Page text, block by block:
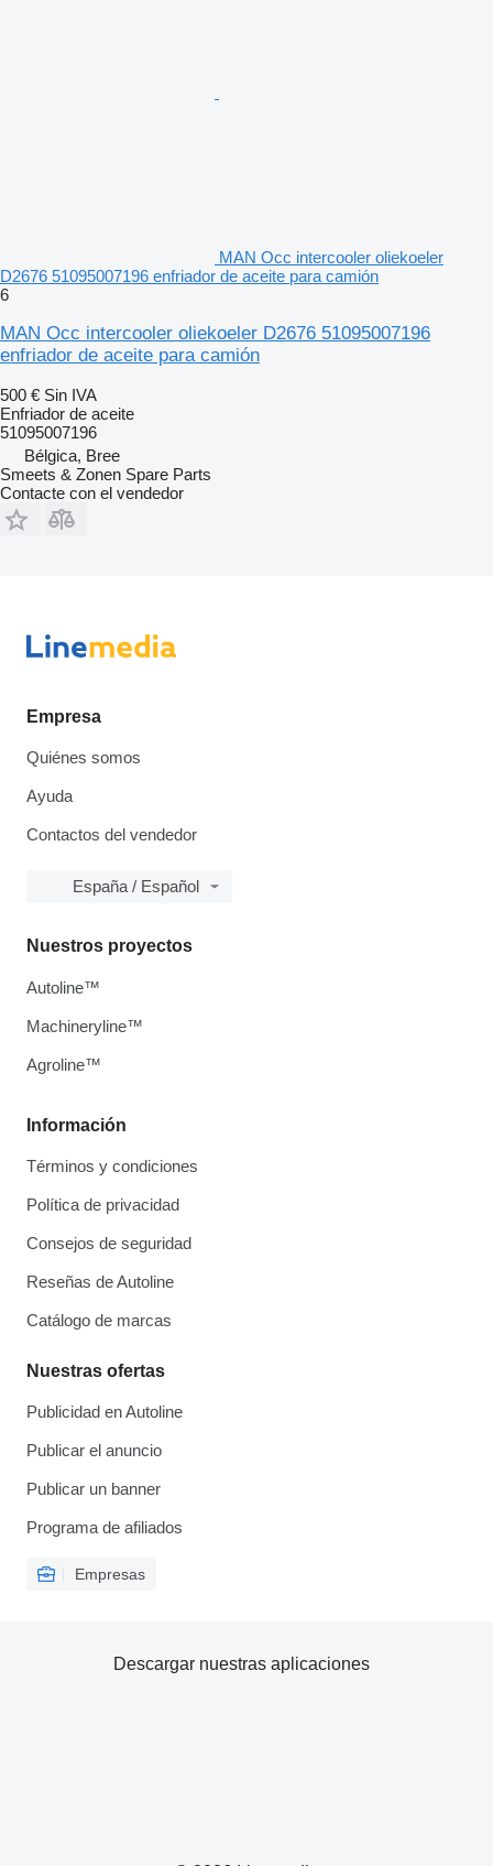
MAN Occ intercooler oliekoeler
D2676 51095007196 enfriador de aceite para camión
6
MAN Occ intercooler oliekoeler D2676 51095007196
enfriador de aceite para camión
500 € Sin IVA
Enfriador de aceite
51095007196
Bélgica, Bree
Smeets & Zonen Spare Parts
Contacte con el vendedor
Empresa
Quiénes somos
Ayuda
Contactos del vendedor
España / Español
Información
Términos y condiciones
Política de privacidad
Consejos de seguridad
Reseñas de Autoline
Catálogo de marcas
Nuestras ofertas
Publicidad en Autoline
Publicar el anuncio
Publicar un banner
Programa de afiliados
Empresas
Nuestros proyectos
Autoline™
Machineryline™
Agroline™
Descargar nuestras aplicaciones